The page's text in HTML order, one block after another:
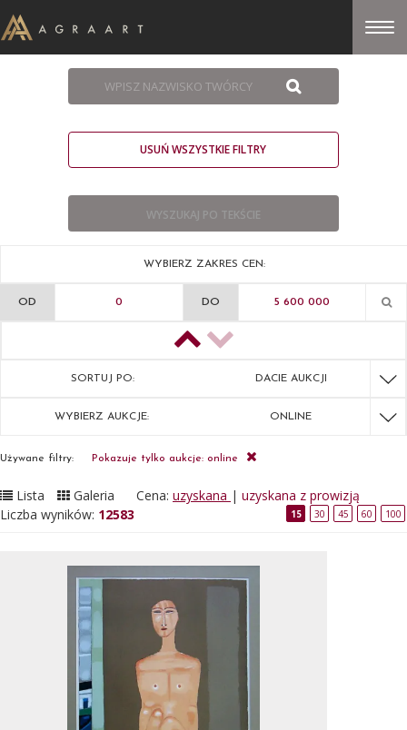
USUŃ WSZYSTKIE FILTRY
WYBIERZ ZAKRES CEN:
OD DO
SORTUJ PO: DACIE AUKCJI
WYBIERZ AUKCJE: ONLINE
Używane filtry: Pokazuje tylko aukcje: online
Lista Galeria Cena: uzyskana | uzyskana z prowizją
Liczba wyników: 12583 15 30 45 60 100